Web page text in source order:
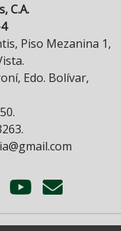
C.A.
Piso Mezanina 1,
Edo. Bolívar,